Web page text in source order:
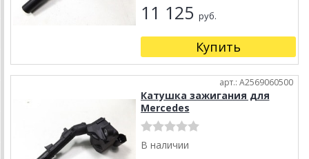
11 125 руб.
Купить
арт.: A2569060500
Катушка зажигания для
Mercedes
В наличии